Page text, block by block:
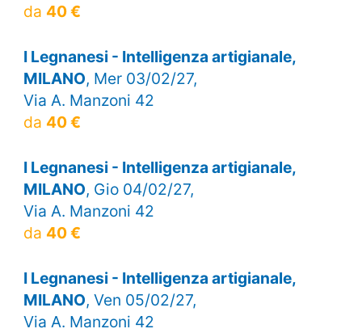
da 40 €
I Legnanesi - Intelligenza artigianale,
MILANO, Mer 03/02/27,
Via A. Manzoni 42
da 40 €
I Legnanesi - Intelligenza artigianale,
MILANO, Gio 04/02/27,
Via A. Manzoni 42
da 40 €
I Legnanesi - Intelligenza artigianale,
MILANO, Ven 05/02/27,
Via A. Manzoni 42